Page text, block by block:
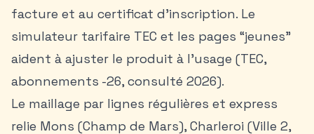
facture et au certificat d’inscription. Le
simulateur tarifaire TEC et les pages “jeunes”
aident à ajuster le produit à l’usage (TEC,
abonnements -26, consulté 2026).
Le maillage par lignes régulières et express
relie Mons (Champ de Mars), Charleroi (Ville 2,